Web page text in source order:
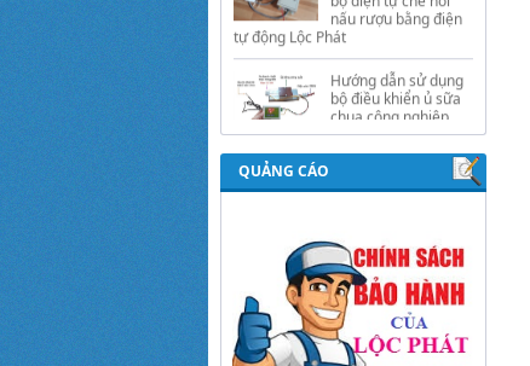
bộ điều khiển ủ sữa
chua công nghiệp
Lộc Phát
Hướng dẫn sử dụng
bộ điều khiển độ ẩm
QUẢNG CÁO